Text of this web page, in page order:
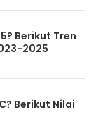
Berikut Tren
2025
Berikut Nilai